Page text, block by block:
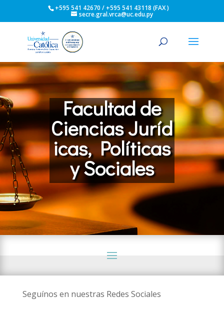
+595 541 42670 / +595 541 43118 (FAX )
secre.gral.vrca@uc.edu.py
Facultad de
Ciencias Juríd
icas, Políticas
y Sociales
Seguínos en nuestras Redes Sociales